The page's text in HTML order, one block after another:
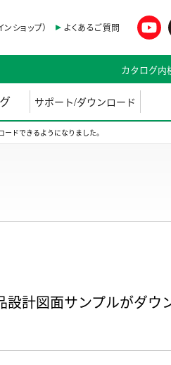
ショップ） よくあるご質問
カタログ内
サポート/ダウンロード
ドできるようになりました。
計図面サンプルがダウ